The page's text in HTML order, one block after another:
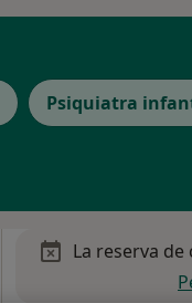
Psiquiatra
La reserva